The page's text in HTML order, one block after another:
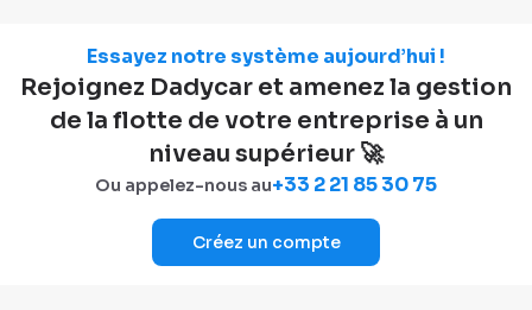
Essayez notre système aujourd’hui !
Rejoignez Dadycar et amenez la gestion
de la flotte de votre entreprise à un
niveau supérieur 🚀
Ou appelez-nous au+33 2 21 85 30 75
Créez un compte